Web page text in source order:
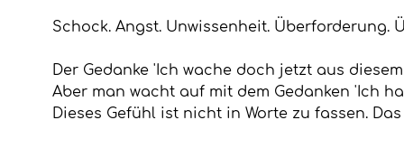
Schock. Angst. Unwissenheit. Überforderung.
Der Gedanke 'Ich wache doch jetzt aus
Aber man wacht auf mit dem Gedanken 'Ich
Dieses Gefühl ist nicht in Worte zu fassen.